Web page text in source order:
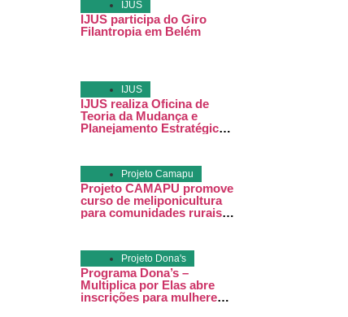
IJUS
IJUS participa do Giro
Filantropia em Belém
IJUS
IJUS realiza Oficina de
Teoria da Mudança e
Planejamento Estratégico
Projeto Camapu
Projeto CAMAPU promove
curso de meliponicultura
para comunidades rurais
Projeto Dona's
Programa Dona’s –
Multiplica por Elas abre
inscrições para mulheres